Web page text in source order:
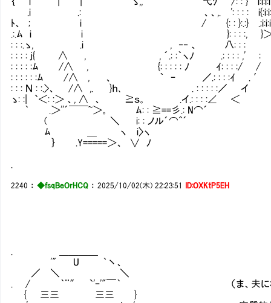
.i .: 、、,. ': : : : i{:i:i:|:i:i」 オリヴィ
ﾄ、 ; i / {: : }:.:}
.:.ﾑ i i }: : : :, }＞' だからこそ、オ
: : :.ゝ, .i , ‐‐ 、 八: : :
: : : : j{ ∧ , , ´.: :｀ヽﾉ .: : : : ,' : オリヴィ
: : : : :ﾑ /∧ , {: : : : : ﾉ ｲ: : : :/ /
: : : : : :ﾑ /∧ , 、 ｀ ｰ ／.: : : :ｲ . ′ この男
: : : Ｎ : :.>、 /∧ ,. }ｈ､ . : : : : :／ イ
ゝ: :| `＜: :＞ 、, ∧ 、 ≧ｓ。 .イ.: : : :∠ ＜
｀ .＞''´￣￣~＞。 ﾑ: : ≧==彡.: N⌒´
( ＼ i: : ノル´⌒^´
ﾑ ＿ ヽ i〉ヽ
｝ .Y=====＞、 ∨ ﾉ
2240 ：◆fsqBeOrHCQ ：2025/10/02(木) 22:23:51 ID:OXKtP5EH
'" U ｀丶、
／ ＼ ＼
. / ｀¨″ `'ｰ'"￣｀ （ま、夫になることまで
{ 三三 三三 }